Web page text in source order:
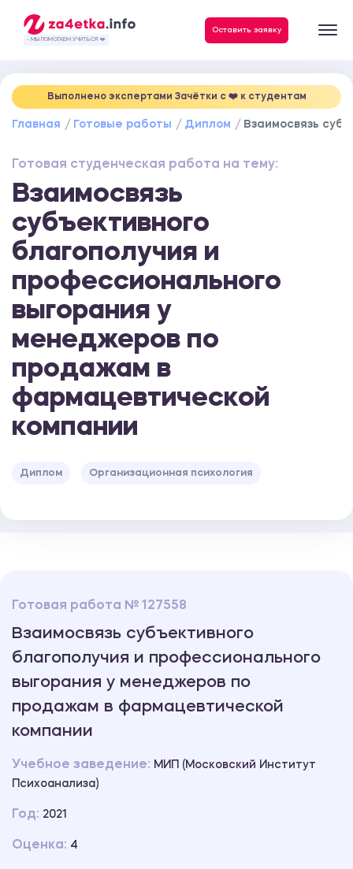
- МЫ ПОМОГАЕМ УЧИТЬСЯ ❤️
Оставить заявку
Выполнено экспертами Зачётки c ❤️ к студентам
Главная Готовые работы Диплом Взаимосвязь
Готовая студенческая работа на тему:
Взаимосвязь
субъективного
благополучия и
профессионального
выгорания у
менеджеров по
продажам в
фармацевтической
компании
Диплом Организационная психология
Готовая работа № 127558
Взаимосвязь субъективного
благополучия и профессионального
выгорания у менеджеров по
продажам в фармацевтической
компании
Учебное заведение: МИП (Московский Институт
Психоанализа)
Год: 2021
Оценка: 4